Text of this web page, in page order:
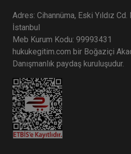
Adres: Cihannüma, Eski Yıldız
İstanbul
Meb Kurum Kodu: 99993431
hukukegitim.com bir Boğaziçi
Danışmanlık paydaş kuruluşudur.